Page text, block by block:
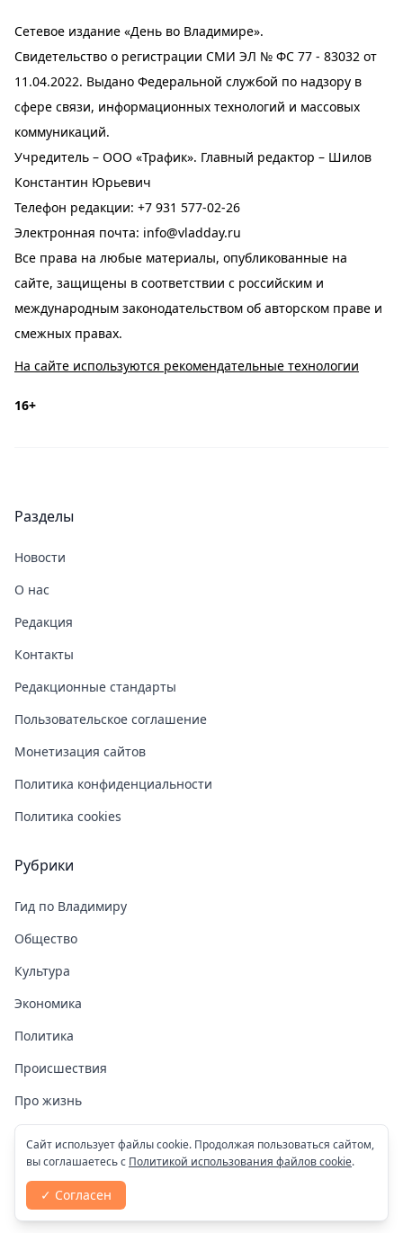
Сетевое издание «День во Владимире».
Свидетельство о регистрации СМИ ЭЛ № ФС 77 - 83032 от
11.04.2022. Выдано Федеральной службой по надзору в
сфере связи, информационных технологий и массовых
коммуникаций.
Учредитель – ООО «Трафик». Главный редактор – Шилов
Константин Юрьевич
Телефон редакции: +7 931 577-02-26
Электронная почта: info@vladday.ru
Все права на любые материалы, опубликованные на
сайте, защищены в соответствии с российским и
международным законодательством об авторском праве и
смежных правах.
На сайте используются рекомендательные технологии
16+
Разделы
Новости
О нас
Редакция
Контакты
Редакционные стандарты
Пользовательское соглашение
Монетизация сайтов
Политика конфиденциальности
Политика cookies
Рубрики
Гид по Владимиру
Общество
Культура
Экономика
Политика
Происшествия
Про жизнь
Здоровье
COVID-19
Спорт
Сайт использует файлы cookie. Продолжая пользоваться сайтом,
вы соглашаетесь с Политикой использования файлов cookie.
✓ Согласен